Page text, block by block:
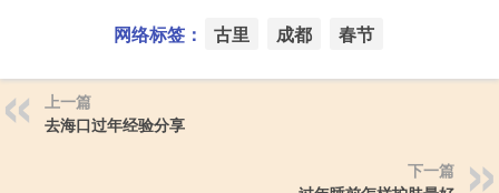
网络标签： 古里 成都 春节
上一篇
去海口过年经验分享
下一篇